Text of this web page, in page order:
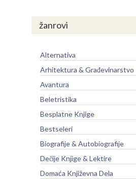
žanrovi
Alternativa
Arhitektura & Građevinarstvo
Avantura
Beletristika
Besplatne Knjige
Bestseleri
Biografije & Autobiografije
Dečije Knjige & Lektire
Domaća Književna Dela